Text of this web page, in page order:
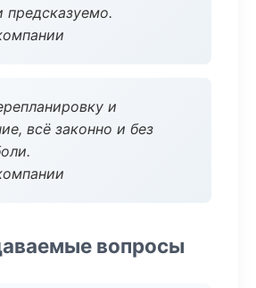
предсказуемо.
и
всё законно и без
вопросы